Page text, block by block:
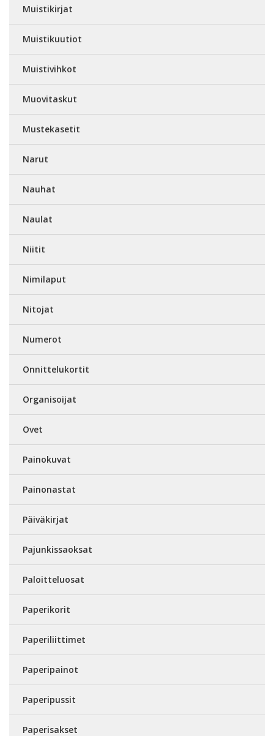
Muistikirjat
Muistikuutiot
Muistivihkot
Muovitaskut
Mustekasetit
Narut
Nauhat
Naulat
Niitit
Nimilaput
Nitojat
Numerot
Onnittelukortit
Organisoijat
Ovet
Painokuvat
Painonastat
Päiväkirjat
Pajunkissaoksat
Paloitteluosat
Paperikorit
Paperiliittimet
Paperipainot
Paperipussit
Paperisakset